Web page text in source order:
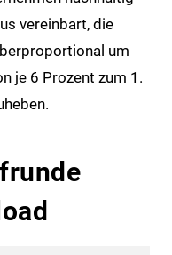
vereinbart, die
um
je 6 Prozent zum 1.